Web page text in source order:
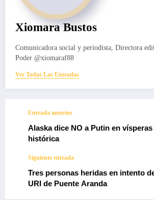
Xiomara Bustos
Comunicadora social y periodista, Directora
Poder @xiomaraf88
Ver Todas Las Entradas
Entrada anterior
Alaska dice NO a Putin en
histórica
Siguiente entrada
Tres personas heridas en intento
URI de Puente Aranda